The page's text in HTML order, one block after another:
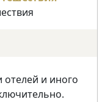
отелей и иного